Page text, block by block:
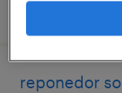
publicado el 22
reponedor